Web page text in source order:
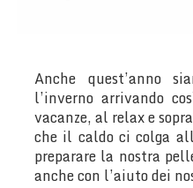
Anche quest’anno
l’inverno arrivando
vacanze, al relax e
che il caldo ci colga
preparare la nostra
anche con l’aiuto dei